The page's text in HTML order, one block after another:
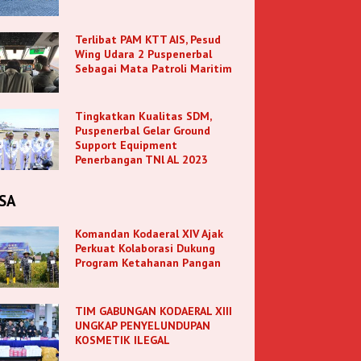
Terlibat PAM KTT AIS, Pesud
Wing Udara 2 Puspenerbal
Sebagai Mata Patroli Maritim
Tingkatkan Kualitas SDM,
Puspenerbal Gelar Ground
Support Equipment
Penerbangan TNl AL 2023
Komandan Kodaeral XIV Ajak
Perkuat Kolaborasi Dukung
Program Ketahanan Pangan
TIM GABUNGAN KODAERAL XIII
UNGKAP PENYELUNDUPAN
KOSMETIK ILEGAL